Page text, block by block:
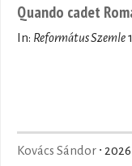
Quando cadet
In: Református Szemle
Kovács Sándor ∙ 2026